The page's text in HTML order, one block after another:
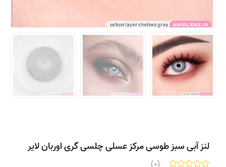
لنز آبی سبز طوسی مرکز عسلی چلسی گری اوربان لایر
(0)